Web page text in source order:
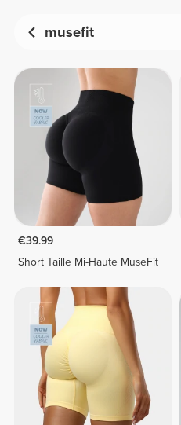
musefit
€39.99
Short Taille Mi-Haute MuseFit